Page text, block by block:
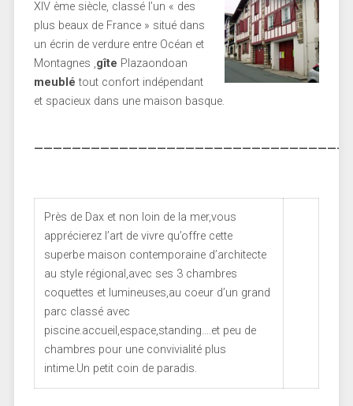
XIV ème siècle, classé l’un « des
plus beaux de France » situé dans
un écrin de verdure entre Océan et
Montagnes ,gîte Plazaondoan
meublé tout confort indépendant
et spacieux dans une maison basque.
Près de Dax et non loin de la mer,vous
apprécierez l’art de vivre qu’offre cette
superbe maison contemporaine d’architecte
au style régional,avec ses 3 chambres
coquettes et lumineuses,au coeur d’un grand
parc classé avec
piscine.accueil,espace,standing….et peu de
chambres pour une convivialité plus
intime.Un petit coin de paradis.